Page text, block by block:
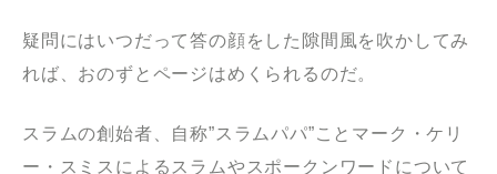
疑問にはいつだって答の顔をした隙間風を吹かしてみ
れば、おのずとページはめくられるのだ。
スラムの創始者、自称”スラムパパ”ことマーク・ケリ
ー・スミスによるスラムやスポークンワードについて